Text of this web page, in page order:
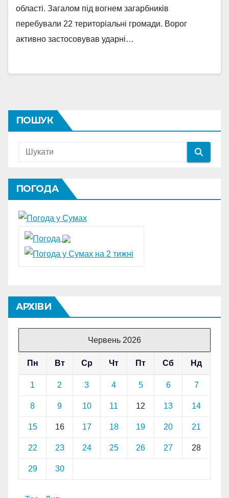
області. Загалом під вогнем загарбників
перебували 22 територіальні громади. Ворог
активно застосовував ударні…
ПОШУК
ПОГОДА
АРХІВИ
Червень 2026
Пн Вт Ср Чт Пт Сб Нд
1 2 3 4 5 6 7
8 9 10 11 12 13 14
15 16 17 18 19 20 21
22 23 24 25 26 27 28
29 30